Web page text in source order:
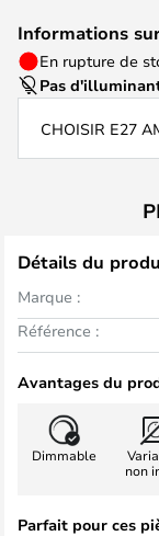
Informations
En rupture de
Pas
CHOISIR E27
Détails du
Marque :
Référence :
Avantages du
Dimmable
non
Parfait pour ces